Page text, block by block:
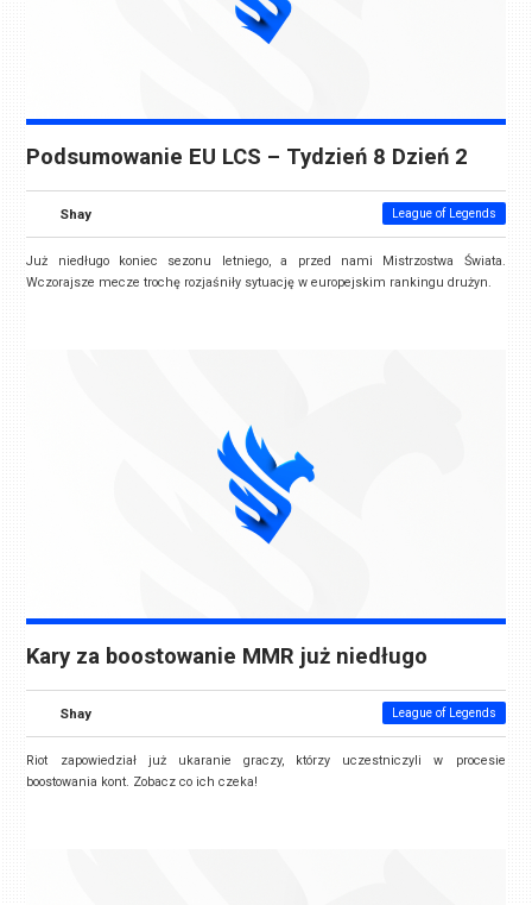
Podsumowanie EU LCS – Tydzień 8 Dzień 2
Shay League of Legends
Już niedługo koniec sezonu letniego, a przed nami Mistrzostwa Świata.
Wczorajsze mecze trochę rozjaśniły sytuację w europejskim rankingu drużyn.
Kary za boostowanie MMR już niedługo
Shay League of Legends
Riot zapowiedział już ukaranie graczy, którzy uczestniczyli w procesie
boostowania kont. Zobacz co ich czeka!